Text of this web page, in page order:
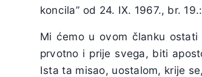
koncila” od 24. IX. 1967., br.
Mi ćemo u ovom članku
prvotno i prije svega, biti
Ista ta misao, uostalom, krije